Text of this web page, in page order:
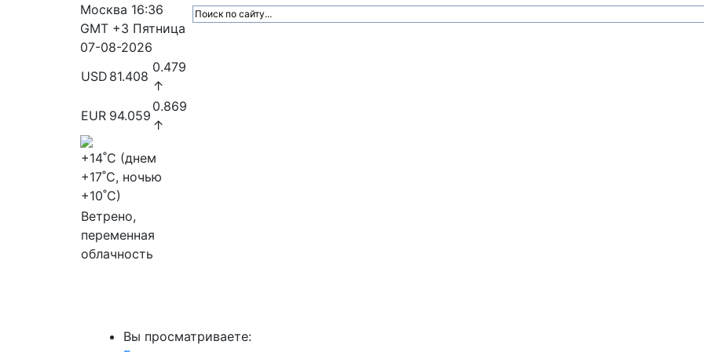
Москва 16:36
GMT +3 Пятница
07-08-2026
USD 81.408
0.479
↑
EUR 94.059
0.869
↑
+14˚C (днем
+17˚C, ночью
+10˚C)
Ветрено,
переменная
облачность
Вы просматриваете: